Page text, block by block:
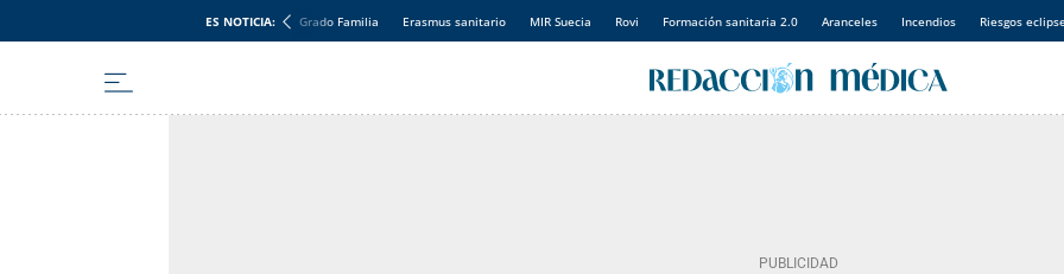
ES NOTICIA: Grado Familia Erasmus sanitario MIR Suecia Rovi Formación sanitaria 2.0 Aranceles Incendios Riesgos